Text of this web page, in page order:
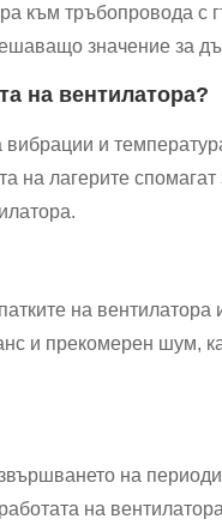
към тръбопровода с
значение за
на вентилатора?
и
на лагерите
на
и прекомерен шум,
на
на